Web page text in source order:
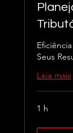
Seus
Leia mais
1 h